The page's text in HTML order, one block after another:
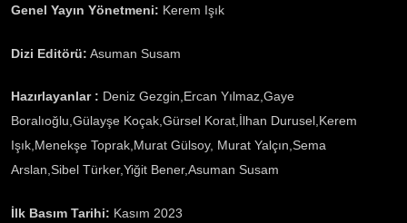
Genel Yayın Yönetmeni: Kerem Işık
Dizi Editörü: Asuman Susam
Hazırlayanlar : Deniz Gezgin,Ercan Yılmaz,Gaye
Boralıoğlu,Gülayşe Koçak,Gürsel Korat,İlhan Durusel,Kerem
Işık,Menekşe Toprak,Murat Gülsoy, Murat Yalçın,Sema
Arslan,Sibel Türker,Yiğit Bener,Asuman Susam
İlk Basım Tarihi: Kasım 2023